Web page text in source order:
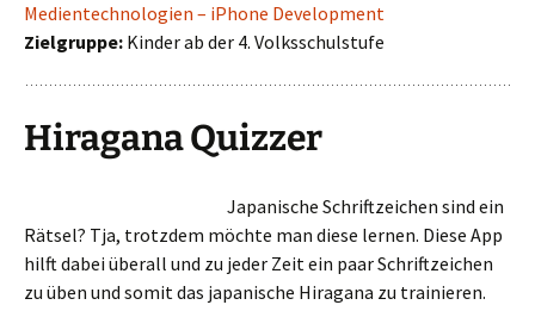
Medientechnologien – iPhone Development
Zielgruppe: Kinder ab der 4. Volksschulstufe
Hiragana Quizzer
Japanische Schriftzeichen sind ein
Rätsel? Tja, trotzdem möchte man diese lernen. Diese App
hilft dabei überall und zu jeder Zeit ein paar Schriftzeichen
zu üben und somit das japanische Hiragana zu trainieren.